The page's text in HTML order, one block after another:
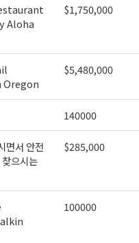
Aloha
$1,750,000
Oregon
$5,480,000
140000
면서 안전
으시는
$285,000
100000
KCR Media Group, 23416 Hwy 99
consent to receive emails at any time
are serviced by Constant Contact.